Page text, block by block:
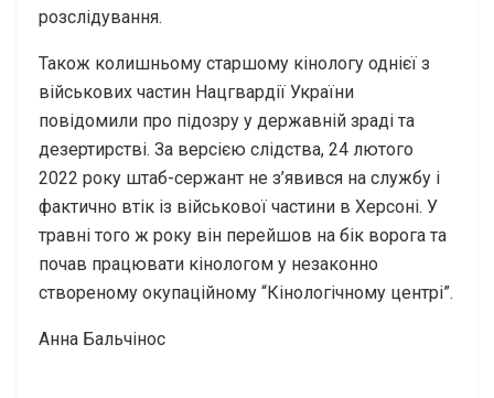
розслідування.
Також колишньому старшому кінологу однієї з
військових частин Нацгвардії України
повідомили про підозру у державній зраді та
дезертирстві. За версією слідства, 24 лютого
2022 року штаб-сержант не з’явився на службу і
фактично втік із військової частини в Херсоні. У
травні того ж року він перейшов на бік ворога та
почав працювати кінологом у незаконно
створеному окупаційному “Кінологічному центрі”.
Анна Бальчінос